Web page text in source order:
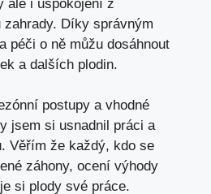
ale i uspokojení z
Díky správným
péči o ně můžu dosáhnout
a dalších plodin.
postupy a vhodné
jsem si usnadnil práci a
Věřím že každý, kdo se
záhony, ocení výhody
si plody své práce.